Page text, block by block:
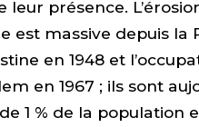
leur présence.
est massive depuis la
en 1948 et
en 1967 ; ils sont
1 % de la population